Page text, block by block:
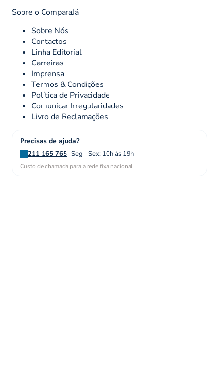
Sobre o ComparaJá
Sobre Nós
Contactos
Linha Editorial
Carreiras
Imprensa
Termos & Condições
Política de Privacidade
Comunicar Irregularidades
Livro de Reclamações
Precisas de ajuda?
211 165 765 Seg - Sex: 10h às 19h
Custo de chamada para a rede fixa nacional